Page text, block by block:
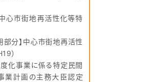
中心市街地再活性化等特
部分】中心市街地再活性
）
化事業に係る特定民間
業計画の主務大臣認定